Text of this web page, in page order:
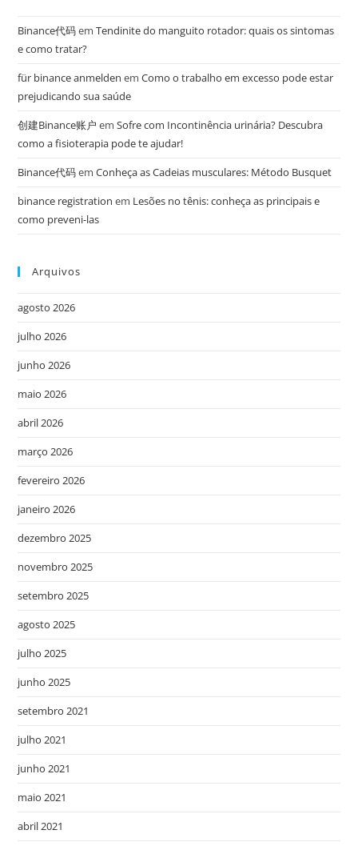
Binance代码emTendinite do manguito rotador: quais os sintomas
e como tratar?
für binance anmelden emComo o trabalho em excesso pode estar
prejudicando sua saúde
创建Binance账户 emSofre com Incontinência urinária? Descubra
como a fisioterapia pode te ajudar!
Binance代码emConheça as Cadeias musculares: Método Busquet
binance registration em Lesões no tênis: conheça as principais e
como preveni-las
Arquivos
agosto 2026
julho 2026
junho 2026
maio 2026
abril 2026
março 2026
fevereiro 2026
janeiro 2026
dezembro 2025
novembro 2025
setembro 2025
agosto 2025
julho 2025
junho 2025
setembro 2021
julho 2021
junho 2021
maio 2021
abril 2021